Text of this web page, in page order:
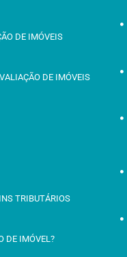
DE IMÓVEIS
DE IMÓVEIS
TRIBUTÁRIOS
DE IMÓVEL?